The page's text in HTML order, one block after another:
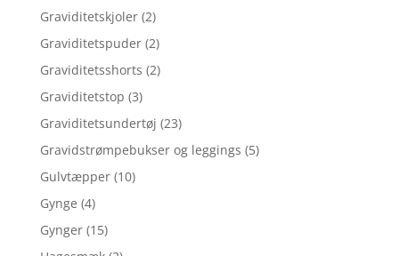
Graviditetskjoler (2)
Graviditetspuder (2)
Graviditetsshorts (2)
Graviditetstop (3)
Graviditetsundertøj (23)
Gravidstrømpebukser og leggings (5)
Gulvtæpper (10)
Gynge (4)
Gynger (15)